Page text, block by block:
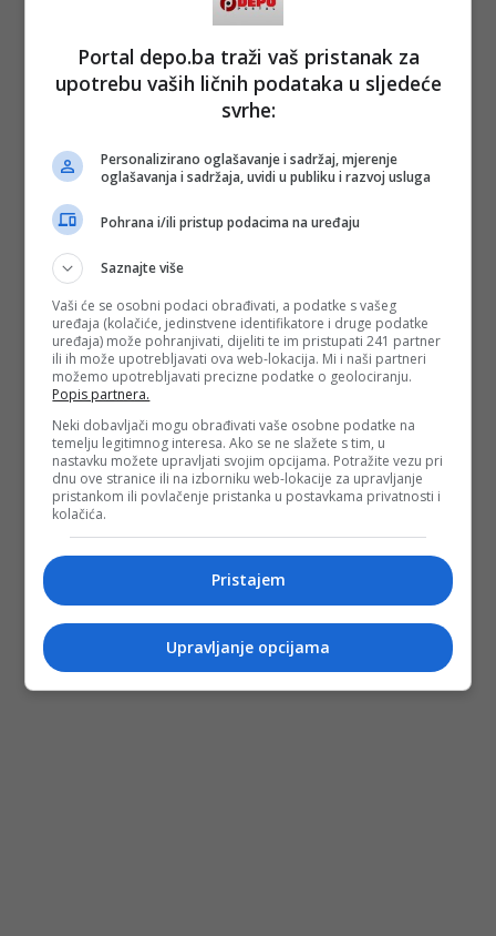
- Iskreno da vam kažem, ne vjerujem da je on to rekao. On
je političar koji voli neku vrstu poređenja pa je moguće da
mu je izvučeno nešto iz konteksta. Isto kao što ne vjerujem
Sabina Ćudićprotiv BiH, da je osoba koja ne zna šta
je genocid. Ja sam protiv linčovanja ljudi, bio to Bakir
Izetbegović ili Sabina Ćudić - zaključio je Čampara.
PODIJELI NA
Depo.ba pratite putem društvenih mrežaTwitter
Portal depo.ba traži vaš pristanak za
upotrebu vaših ličnih podataka u sljedeće
svrhe:
Personalizirano oglašavanje i sadržaj, mjerenje
oglašavanja i sadržaja, uvidi u publiku i razvoj usluga
Pohrana i/ili pristup podacima na uređaju
Saznajte više
Vaši će se osobni podaci obrađivati, a podatke s vašeg
uređaja (kolačiće, jedinstvene identifikatore i druge podatke
uređaja) može pohranjivati, dijeliti te im pristupati 241 partner
ili ih može upotrebljavati ova web-lokacija. Mi i naši partneri
možemo upotrebljavati precizne podatke o geolociranju.
Popis partnera.
Neki dobavljači mogu obrađivati vaše osobne podatke na
temelju legitimnog interesa. Ako se ne slažete s tim, u
nastavku možete upravljati svojim opcijama. Potražite vezu pri
dnu ove stranice ili na izborniku web-lokacije za upravljanje
pristankom ili povlačenje pristanka u postavkama privatnosti i
kolačića.
Pristajem
Upravljanje opcijama